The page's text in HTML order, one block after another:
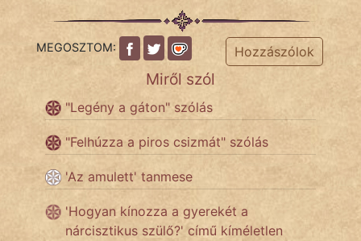
ÉLETMÓD
MAGYARSÁG
TÖRTÉNELEM
Népszerű szerzőink:
cinege
fantom
MEGOSZTOM: Hozzászólok
Miről szól
"Legény a gáton" szólás
"Felhúzza a piros csizmát" szólás
'Az amulett' tanmese
'Hogyan kínozza a gyerekét a
nárcisztikus szülő?' című kíméletlen